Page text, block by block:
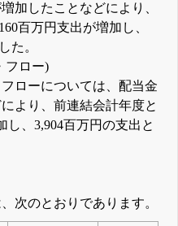
加したことなどにより、
百万円支出が増加し、
た。
フロー)
ローについては、配当金
より、前連結会計年度と
し、3,904百万円の支出と
次のとおりであります。